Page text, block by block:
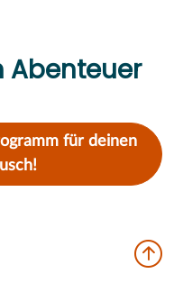
Abenteuer
für deinen